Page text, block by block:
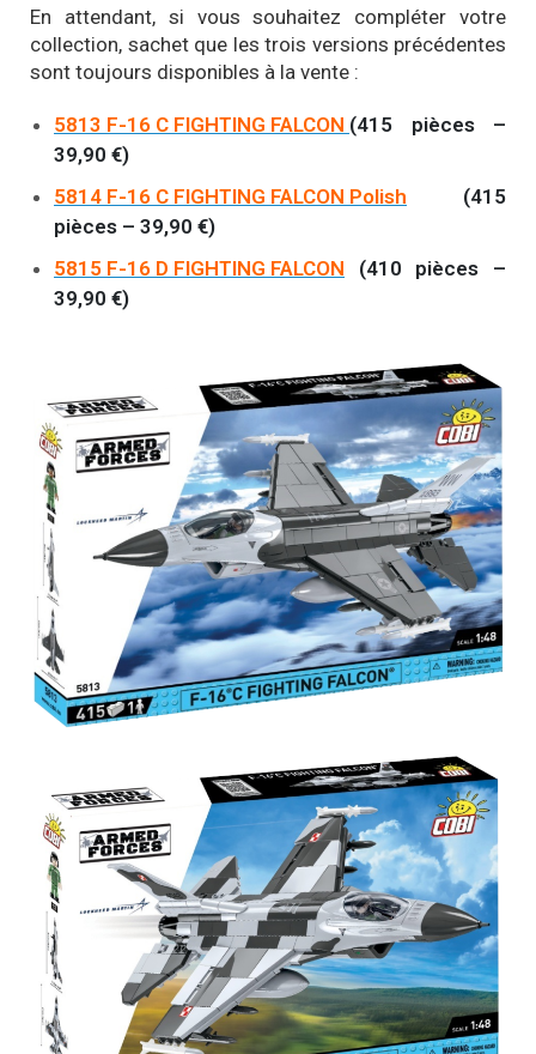
En attendant, si vous souhaitez compléter votre
collection, sachet que les trois versions précédentes
sont toujours disponibles à la vente :
5813 F-16 C FIGHTING FALCON (415 pièces –
39,90 €)
5814 F-16 C FIGHTING FALCON Polish (415
pièces – 39,90 €)
5815 F-16 D FIGHTING FALCON (410 pièces –
39,90 €)